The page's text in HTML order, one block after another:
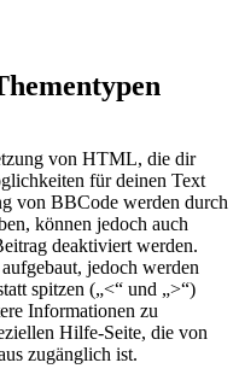
von HTML, die dir
für deinen Text
von BBCode werden durch
können jedoch auch
deaktiviert werden.
jedoch werden
spitzen („<“ und „>“)
Informationen zu
Hilfe-Seite, die von
zugänglich ist.